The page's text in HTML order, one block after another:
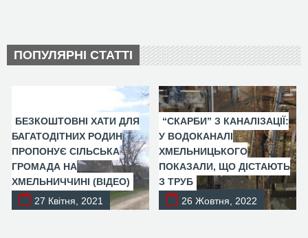
ПОПУЛЯРНІ СТАТТІ
БЕЗКОШТОВНІ ХАТИ ДЛЯ
БАГАТОДІТНИХ РОДИН
ПРОПОНУЄ СІЛЬСЬКА
ГРОМАДА НА
ХМЕЛЬНИЧЧИНІ (ВІДЕО)
27 Квітня, 2021
“СКАРБИ” З КАНАЛІЗАЦІЇ:
У ВОДОКАНАЛІ
ХМЕЛЬНИЦЬКОГО
ПОКАЗАЛИ, ЩО ДІСТАЮТЬ
З ТРУБ
26 Жовтня, 2022